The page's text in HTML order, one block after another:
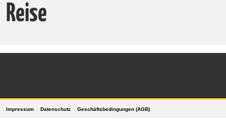
Reise
Impressum Datenschutz Geschäftsbedingungen (AGB)